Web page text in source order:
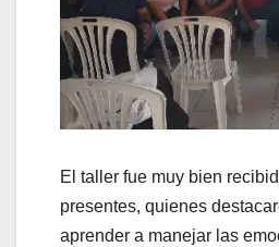
El taller fue muy bien
presentes, quienes
aprender a manejar las